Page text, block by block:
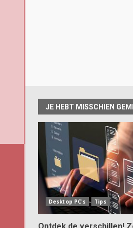
JE HEBT MISSCHIEN
Desktop PC's Tips